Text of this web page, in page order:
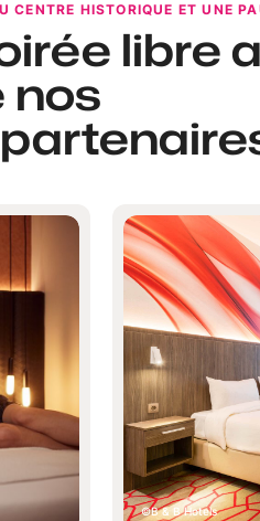
CENTRE HISTORIQUE ET UNE
libre
nos
B & B Hotels